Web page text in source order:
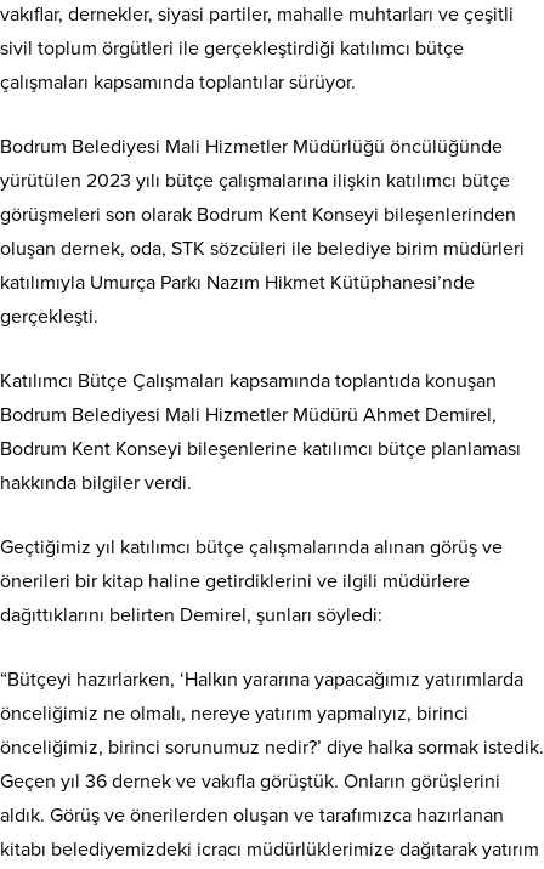
vakıflar, dernekler, siyasi partiler, mahalle muhtarları ve çeşitli
sivil toplum örgütleri ile gerçekleştirdiği katılımcı bütçe
çalışmaları kapsamında toplantılar sürüyor.
Bodrum Belediyesi Mali Hizmetler Müdürlüğü öncülüğünde
yürütülen 2023 yılı bütçe çalışmalarına ilişkin katılımcı bütçe
görüşmeleri son olarak Bodrum Kent Konseyi bileşenlerinden
oluşan dernek, oda, STK sözcüleri ile belediye birim müdürleri
katılımıyla Umurça Parkı Nazım Hikmet Kütüphanesi’nde
gerçekleşti.
Katılımcı Bütçe Çalışmaları kapsamında toplantıda konuşan
Bodrum Belediyesi Mali Hizmetler Müdürü Ahmet Demirel,
Bodrum Kent Konseyi bileşenlerine katılımcı bütçe planlaması
hakkında bilgiler verdi.
Geçtiğimiz yıl katılımcı bütçe çalışmalarında alınan görüş ve
önerileri bir kitap haline getirdiklerini ve ilgili müdürlere
dağıttıklarını belirten Demirel, şunları söyledi:
“Bütçeyi hazırlarken, ‘Halkın yararına yapacağımız yatırımlarda
önceliğimiz ne olmalı, nereye yatırım yapmalıyız, birinci
önceliğimiz, birinci sorunumuz nedir?’ diye halka sormak istedik.
Geçen yıl 36 dernek ve vakıfla görüştük. Onların görüşlerini
aldık. Görüş ve önerilerden oluşan ve tarafımızca hazırlanan
kitabı belediyemizdeki icracı müdürlüklerimize dağıtarak yatırım